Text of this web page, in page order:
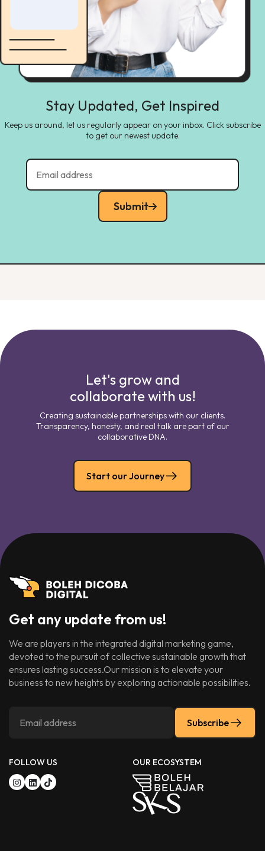
Stay Updated, Get Inspired
Keep us around, let us regularly appear on your inbox. Click subscribe
to get our newest update.
Submit
Let's grow and
collaborate with us!
Creating sustainable partnerships with our clients.
Transparency, honesty, and real talk are part of our
collaborative DNA.
Start our Journey
Get any update from us!
We are players in the integrated digital marketing game,
devoted to the pursuit of collective sustainable growth that
ensures lasting success.Our mission is to elevate your
business to new heights by exploring actionable possibilities.
Subscribe
FOLLOW US OUR ECOSYSTEM